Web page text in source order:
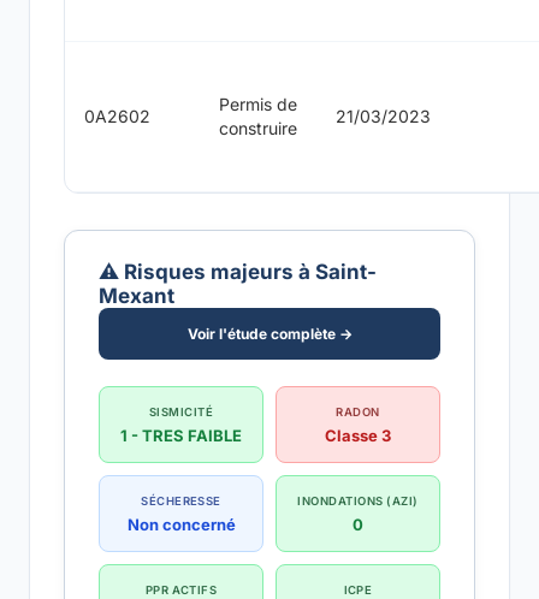
0A2602
Permis de
construire
21/03/2023
⚠️ Risques majeurs à Saint-
Mexant
Voir l'étude complète →
SISMICITÉ
1 - TRES FAIBLE
RADON
Classe 3
SÉCHERESSE
Non concerné
INONDATIONS (AZI)
0
PPR ACTIFS ICPE